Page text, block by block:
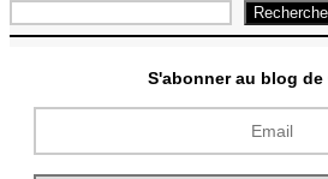
S'abonner au blog de